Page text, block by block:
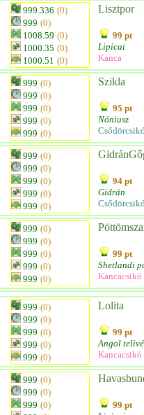
999.336 (0)
999 (0)
1008.59 (0)
1000.35 (0)
1000.51 (0)
Lisztpor
99 pt
Lipicai
Kanca
999 (0)
999 (0)
999 (0)
999 (0)
999 (0)
Szikla
95 pt
Nóniusz
Csődörcsikó
999 (0)
999 (0)
999 (0)
999 (0)
999 (0)
94 pt
Gidrán
Csődörcsikó
999 (0)
999 (0)
999 (0)
999 (0)
999 (0)
99 pt
Shetlandi
Kancacsikó
999 (0)
999 (0)
999 (0)
999 (0)
999 (0)
Lolita
99 pt
Angol
Kancacsikó
999 (0)
999 (0)
999 (0)
99 pt